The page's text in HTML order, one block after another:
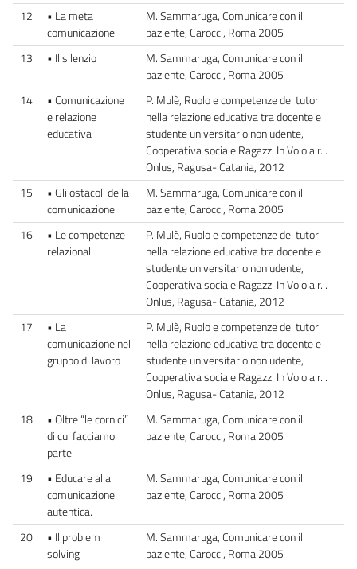
12
• La meta
comunicazione
M. Sammaruga, Comunicare con il
paziente, Carocci, Roma 2005
13
• Il silenzio
M. Sammaruga, Comunicare con il
paziente, Carocci, Roma 2005
14
• Comunicazione
e relazione
educativa
P. Mulè, Ruolo e competenze del tutor
nella relazione educativa tra docente e
studente universitario non udente,
Cooperativa sociale Ragazzi In Volo a.r.l.
Onlus, Ragusa- Catania, 2012
15
• Gli ostacoli della
comunicazione
M. Sammaruga, Comunicare con il
paziente, Carocci, Roma 2005
16
• Le competenze
relazionali
P. Mulè, Ruolo e competenze del tutor
nella relazione educativa tra docente e
studente universitario non udente,
Cooperativa sociale Ragazzi In Volo a.r.l.
Onlus, Ragusa- Catania, 2012
17
• La
comunicazione nel
gruppo di lavoro
P. Mulè, Ruolo e competenze del tutor
nella relazione educativa tra docente e
studente universitario non udente,
Cooperativa sociale Ragazzi In Volo a.r.l.
Onlus, Ragusa- Catania, 2012
18
• Oltre “le cornici”
di cui facciamo
parte
M. Sammaruga, Comunicare con il
paziente, Carocci, Roma 2005
19
• Educare alla
comunicazione
autentica.
M. Sammaruga, Comunicare con il
paziente, Carocci, Roma 2005
20
• Il problem
solving
M. Sammaruga, Comunicare con il
paziente, Carocci, Roma 2005